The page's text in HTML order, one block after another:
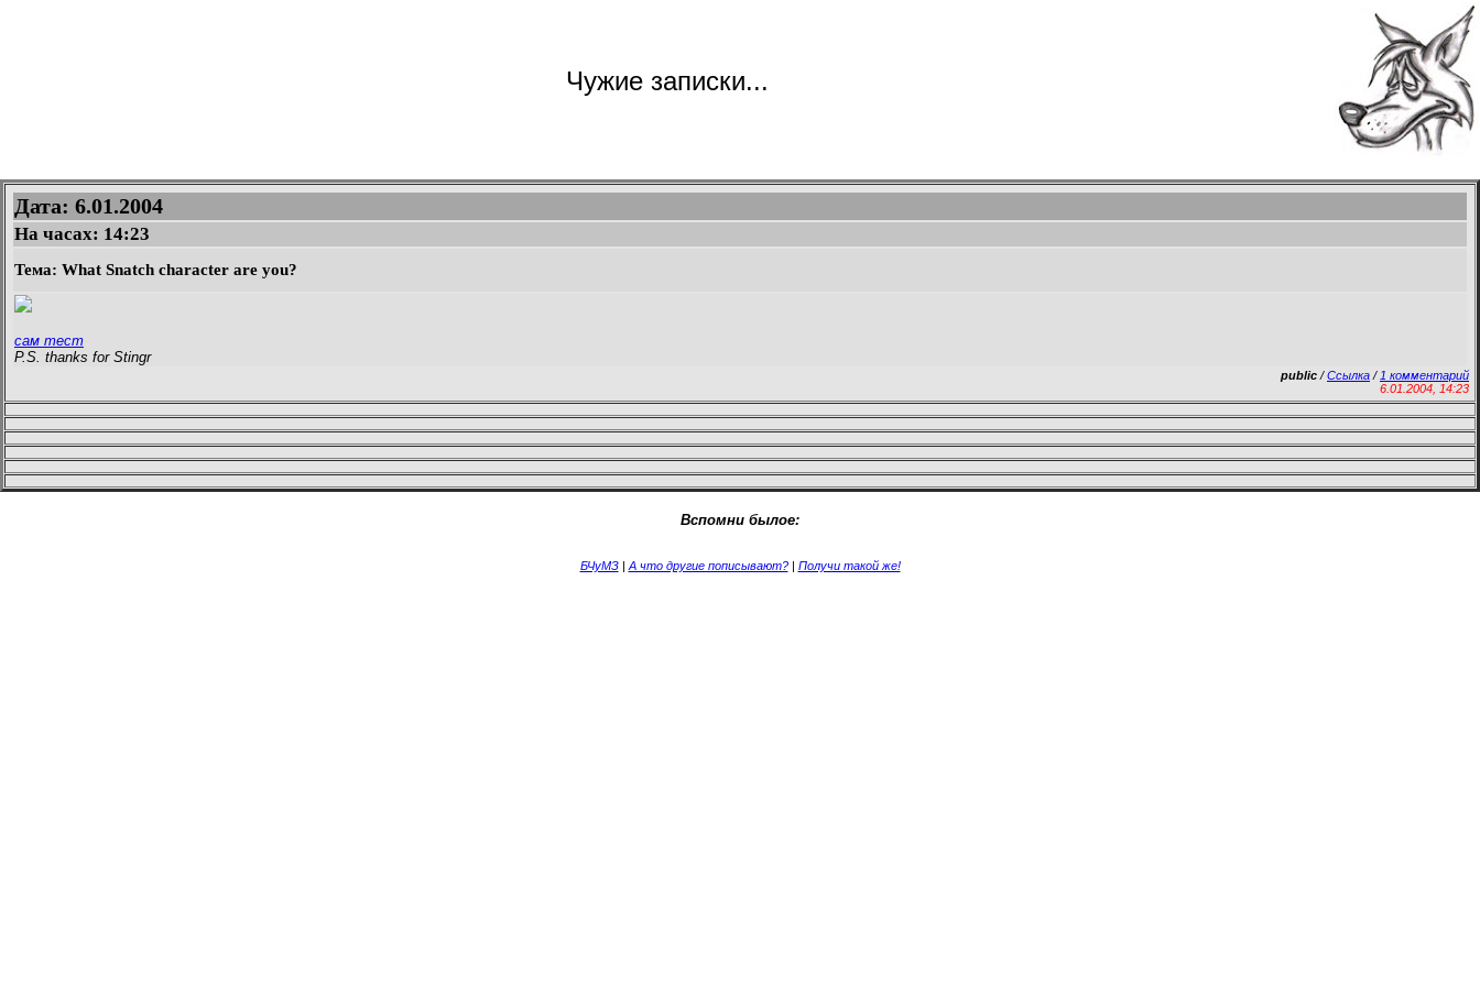
Чужие записки...
Дата: 6.01.2004
На часах: 14:23
Тема: What Snatch character are you?
сам тест
P.S. thanks for Stingr
public /Ссылка / 1 комментарий
6.01.2004, 14:23
Вспомни былое:
БЧуМЗ| А что другие пописывают?| Получи такой же!